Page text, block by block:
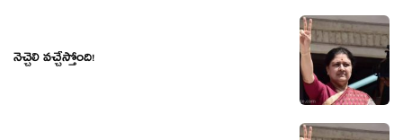
నెచ్చెలి వ‌చ్చేస్తోంది!